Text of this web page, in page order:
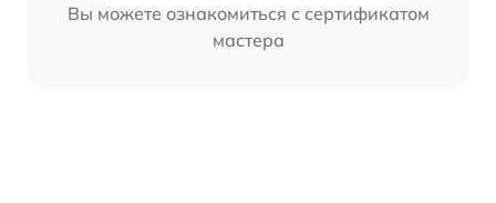
Вы можете ознакомиться с сертификатом
мастера